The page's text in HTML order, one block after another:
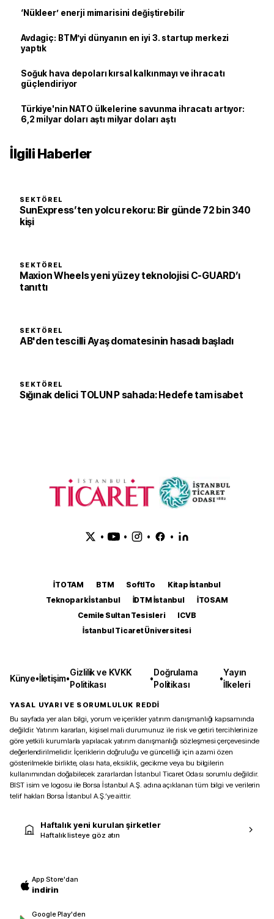
‘Nükleer’ enerji mimarisini değiştirebilir
Avdagiç: BTM’yi dünyanın en iyi 3. startup merkezi
yaptık
Soğuk hava depoları kırsal kalkınmayı ve ihracatı
güçlendiriyor
Türkiye'nin NATO ülkelerine savunma ihracatı artıyor:
6,2 milyar doları aştı milyar doları aştı
İlgili Haberler
SEKTÖREL
SunExpress’ten yolcu rekoru: Bir günde 72 bin 340
kişi
SEKTÖREL
Maxion Wheels yeni yüzey teknolojisi C-GUARD’ı
tanıttı
SEKTÖREL
AB'den tescilli Ayaş domatesinin hasadı başladı
SEKTÖREL
Sığınak delici TOLUN P sahada: Hedefe tam isabet
• • • •
İTOTAM BTM SoftITo
Kitap İstanbul
Teknopark İstanbul
İDTM İstanbul
İTOSAM
Cemile Sultan Tesisleri
ICVB
İstanbul Ticaret Üniversitesi
Künye•İletişim•
Gizlilik ve KVKK
Politikası
•
Doğrulama
Politikası
•
Yayın
İlkeleri
YASAL UYARI VE SORUMLULUK REDDİ
Bu sayfada yer alan bilgi, yorum ve içerikler yatırım danışmanlığı kapsamında
değildir. Yatırım kararları, kişisel mali durumunuz ile risk ve getiri tercihlerinize
göre yetkili kurumlarla yapılacak yatırım danışmanlığı sözleşmesi çerçevesinde
değerlendirilmelidir. İçeriklerin doğruluğu ve güncelliği için azami özen
gösterilmekle birlikte, olası hata, eksiklik, gecikme veya bu bilgilerin
kullanımından doğabilecek zararlardan İstanbul Ticaret Odası sorumlu değildir.
BIST isim ve logosu ile Borsa İstanbul A.Ş. adına açıklanan tüm bilgi ve verilerin
telif hakları Borsa İstanbul A.Ş.’ye aittir.
Haftalık yeni kurulan şirketler
Haftalık listeye göz atın
App Store'dan
indirin
Google Play'den